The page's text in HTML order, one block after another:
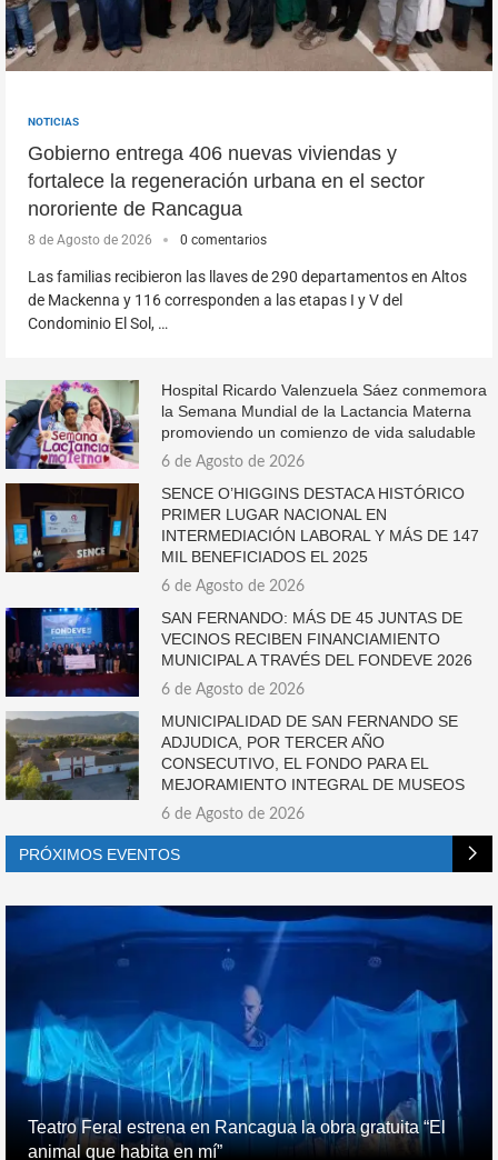
NOTICIAS
Gobierno entrega 406 nuevas viviendas y
fortalece la regeneración urbana en el sector
nororiente de Rancagua
8 de Agosto de 2026 0 comentarios
Las familias recibieron las llaves de 290 departamentos en Altos
de Mackenna y 116 corresponden a las etapas I y V del
Condominio El Sol, …
Hospital Ricardo Valenzuela Sáez conmemora
la Semana Mundial de la Lactancia Materna
promoviendo un comienzo de vida saludable
6 de Agosto de 2026
SENCE O’HIGGINS DESTACA HISTÓRICO
PRIMER LUGAR NACIONAL EN
INTERMEDIACIÓN LABORAL Y MÁS DE 147
MIL BENEFICIADOS EL 2025
6 de Agosto de 2026
SAN FERNANDO: MÁS DE 45 JUNTAS DE
VECINOS RECIBEN FINANCIAMIENTO
MUNICIPAL A TRAVÉS DEL FONDEVE 2026
6 de Agosto de 2026
MUNICIPALIDAD DE SAN FERNANDO SE
ADJUDICA, POR TERCER AÑO
CONSECUTIVO, EL FONDO PARA EL
MEJORAMIENTO INTEGRAL DE MUSEOS
6 de Agosto de 2026
PRÓXIMOS EVENTOS
Teatro Feral estrena en Rancagua la obra gratuita “El
animal que habita en mí”